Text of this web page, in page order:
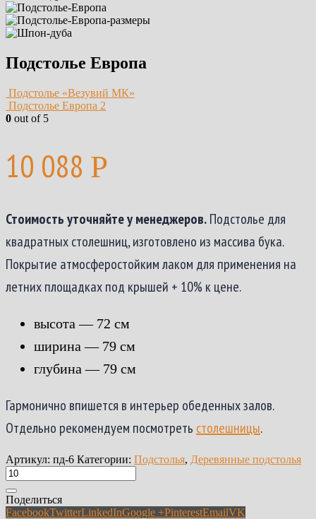
Подстолье Европа
Подстолье «Везувий МК»
Подстолье Европа 2
0 out of 5
10 088 Р
Стоимость уточняйте у менеджеров.Подстолье для
квадратных столешниц, изготовлено из массива бука.
Покрытие атмосферостойким лаком для применения на
летних площадках под крышей + 10% к цене.
высота — 72 см
ширина — 79 см
глубина — 79 см
Гармонично впишется в интерьер обеденных залов.
Отдельно рекомендуем посмотреть столешницы.
Артикул: пд-6 Категории: Подстолья, Деревянные подстолья
Поделиться
FacebookTwitterLinkedInGoogle +PinterestEmailVK